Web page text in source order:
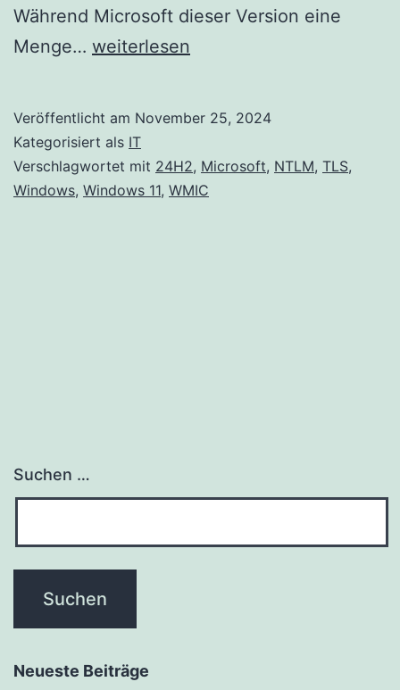
Während Microsoft dieser Version eine
Menge… In
Version
24H2
entfernte
weiterlesen
Veröffentlicht am November 25, 2024
Kategorisiert als IT
Verschlagwortet mit 24H2, Microsoft, NTLM, TLS,
Windows, Windows 11, WMIC
Suchen …
Neueste Beiträge